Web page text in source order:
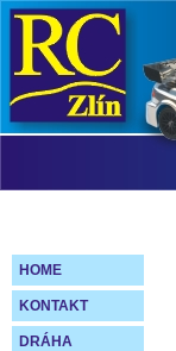
HOME
KONTAKT
DRÁHA